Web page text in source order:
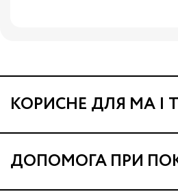
КОРИСНЕ ДЛЯ МА І
Про МА та Маминих
Програма Ма Кешбек
ДОПОМОГА ПРИ
Наші магазини